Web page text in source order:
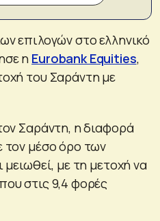
επιλογών στο ελληνικό
η Eurobank Equities,
του Σαράντη με
Σαράντη, η διαφορά
τον μέσο όρο των
μειωθεί, με τη μετοχή να
στις 9,4 φορές